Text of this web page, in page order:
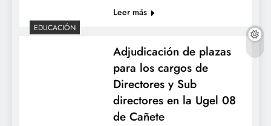
Leer más
EDUCACIÓN
Adjudicación de plazas
para los cargos de
Directores y Sub
directores en la Ugel 08
de Cañete